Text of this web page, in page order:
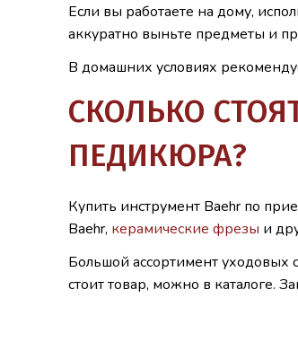
Если вы работаете на дому,
аккуратно выньте предметы и
В домашних условиях
СКОЛЬКО
ПЕДИКЮРА?
Купить инструмент Baehr по
Baehr, керамические фрезы и
Большой ассортимент уходовых
стоит товар, можно в каталоге.